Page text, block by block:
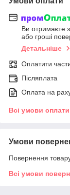
Ви отримаєте
або гроші
Детальніше
Оплатити
Післяплата
Оплата на
Всі умови оплати
Умови
Повернення
Всі умови